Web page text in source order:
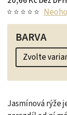
Jasmínová rýže
BARVA